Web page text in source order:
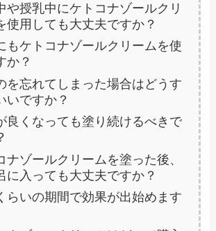
や授乳中にケトコナゾールクリ
使用しても大丈夫ですか？
もケトコナゾールクリームを使
か？
を忘れてしまった場合はどうす
いですか？
良くなっても塗り続けるべきで
ナゾールクリームを塗った後、
に入っても大丈夫ですか？
らいの期間で効果が出始めます